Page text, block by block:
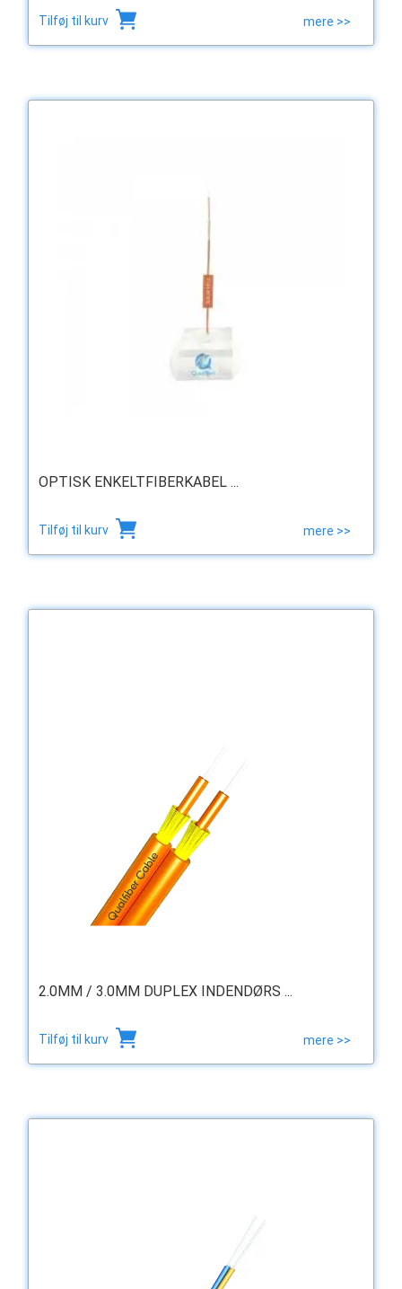
Tilføj til kurv mere >>
OPTISK ENKELTFIBERKABEL ...
Tilføj til kurv mere >>
2.0MM / 3.0MM DUPLEX INDENDØRS ...
Tilføj til kurv mere >>